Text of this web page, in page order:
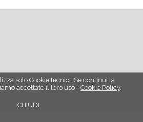
solo Cookie tecnici. Se continui la
accettate il loro uso - Cookie Policy.
CHIUDI